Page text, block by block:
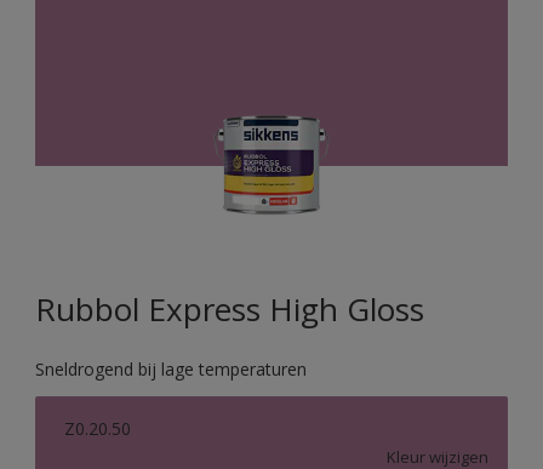
Rubbol Express High Gloss
Sneldrogend bij lage temperaturen
Z0.20.50
Kleur wijzigen